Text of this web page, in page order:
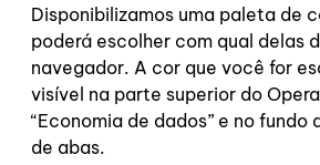
Disponibilizamos uma paleta de
poderá escolher com qual delas
navegador. A cor que você for
visível na parte superior do
“Economia de dados” e no fundo
de abas.